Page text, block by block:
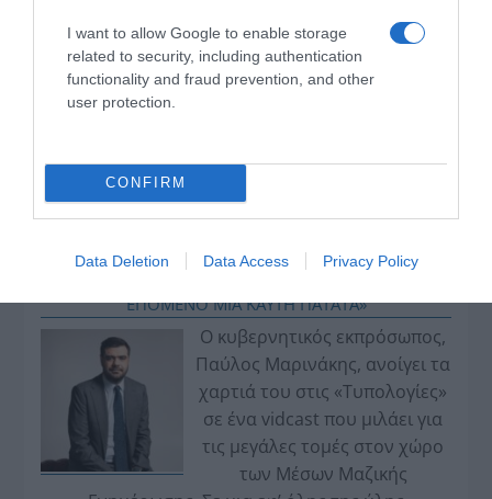
I want to allow Google to enable storage
related to security, including authentication
functionality and fraud prevention, and other
user protection.
CONFIRM
Data Deletion Data Access Privacy Policy
VIDCASTS
ΕΠΟΜΕΝΟ ΜΙΑ ΚΑΥΤΗ ΠΑΤΑΤΑ»
Ο κυβερνητικός εκπρόσωπος,
Παύλος Μαρινάκης, ανοίγει τα
χαρτιά του στις «Τυπολογίες»
σε ένα vidcast που μιλάει για
τις μεγάλες τομές στον χώρο
των Μέσων Μαζικής